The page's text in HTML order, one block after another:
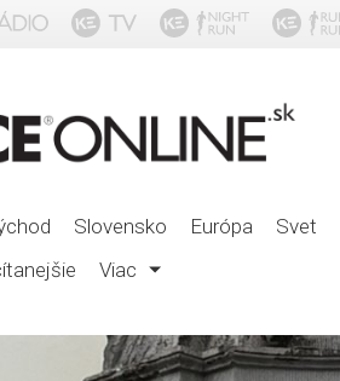
Slovensko Európa Svet
Viac